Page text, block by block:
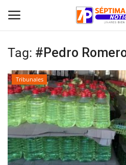
Inicio
Crónica
Policial
Tribunales
Tag: #Pedro
Tribunales